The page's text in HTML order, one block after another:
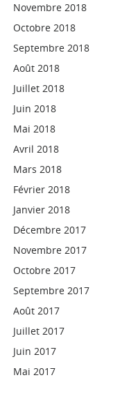
Novembre 2018
Octobre 2018
Septembre 2018
Août 2018
Juillet 2018
Juin 2018
Mai 2018
Avril 2018
Mars 2018
Février 2018
Janvier 2018
Décembre 2017
Novembre 2017
Octobre 2017
Septembre 2017
Août 2017
Juillet 2017
Juin 2017
Mai 2017